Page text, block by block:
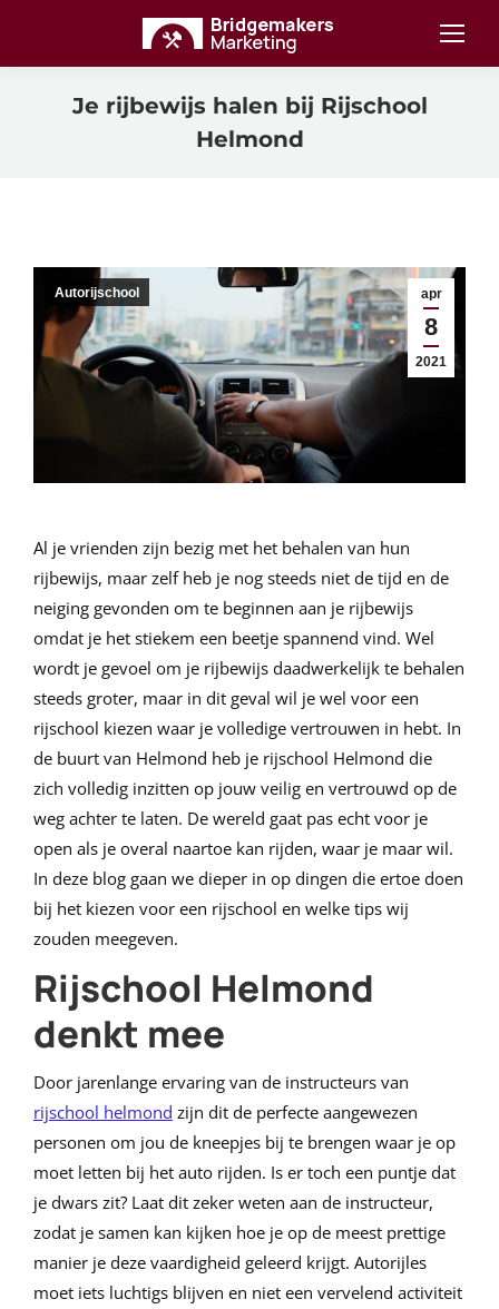
Je rijbewijs halen bij Rijschool
Helmond
apr
8
2021
Autorijschool
Al je vrienden zijn bezig met het behalen van hun
rijbewijs, maar zelf heb je nog steeds niet de tijd en de
neiging gevonden om te beginnen aan je rijbewijs
omdat je het stiekem een beetje spannend vind. Wel
wordt je gevoel om je rijbewijs daadwerkelijk te behalen
steeds groter, maar in dit geval wil je wel voor een
rijschool kiezen waar je volledige vertrouwen in hebt. In
de buurt van Helmond heb je rijschool Helmond die
zich volledig inzitten op jouw veilig en vertrouwd op de
weg achter te laten. De wereld gaat pas echt voor je
open als je overal naartoe kan rijden, waar je maar wil.
In deze blog gaan we dieper in op dingen die ertoe doen
bij het kiezen voor een rijschool en welke tips wij
zouden meegeven.
Rijschool Helmond
denkt mee
Door jarenlange ervaring van de instructeurs van
rijschool helmond zijn dit de perfecte aangewezen
personen om jou de kneepjes bij te brengen waar je op
moet letten bij het auto rijden. Is er toch een puntje dat
je dwars zit? Laat dit zeker weten aan de instructeur,
zodat je samen kan kijken hoe je op de meest prettige
manier je deze vaardigheid geleerd krijgt. Autorijles
moet iets luchtigs blijven en niet een vervelend activiteit